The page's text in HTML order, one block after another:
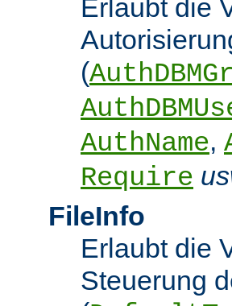
Erlaubt die
(
AuthName,
Require
FileInfo
Erlaubt die
Steuerung